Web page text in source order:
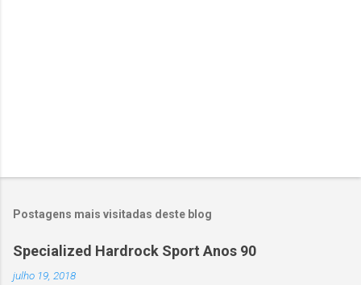
Postagens mais visitadas deste blog
Specialized Hardrock Sport Anos 90
julho 19, 2018